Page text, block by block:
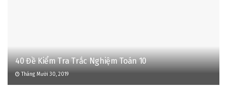
40 Đề Kiểm Tra Trắc Nghiệm Toán 10
Tháng Mười 30, 2019